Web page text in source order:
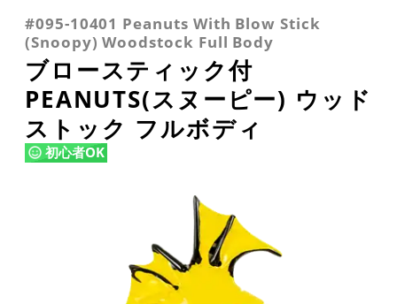
#095-10401 Peanuts With Blow Stick
(Snoopy) Woodstock Full Body
ブロースティック付
PEANUTS(スヌーピー) ウッド
ストック フルボディ
初心者OK